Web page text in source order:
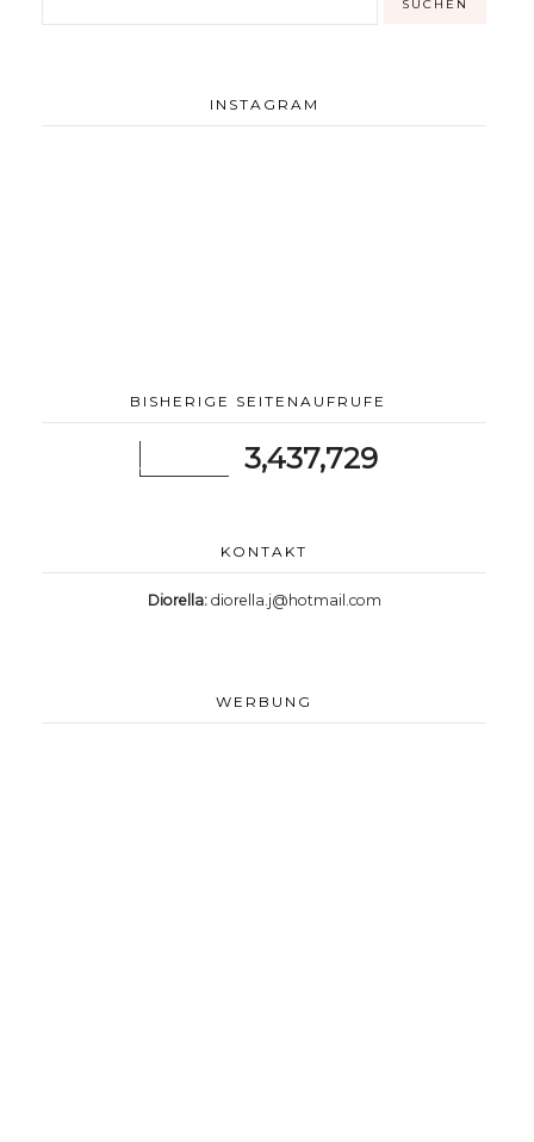
INSTAGRAM
BISHERIGE SEITENAUFRUFE
3,437,729
KONTAKT
Diorella: diorella.j@hotmail.com
WERBUNG